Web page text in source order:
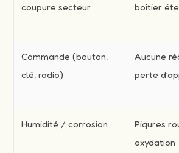
coupure secteur
boîtier
Commande (bouton,
clé, radio)
Aucune
perte
Humidité / corrosion
Piqures
oxydation